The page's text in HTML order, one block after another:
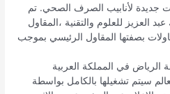
جديدة لأنابيب الصرف الصحي. تم
العزيز للعلوم والتقنية ،المقاول
بصفتها المقاول الرئيسي بموجب
الرياض في المملكة العربية
سيتم تشغيلها بالكامل بواسطة